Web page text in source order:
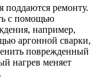
ремонту.
с помощью
например,
аргонной сварки,
поврежденный
нагрев меняет